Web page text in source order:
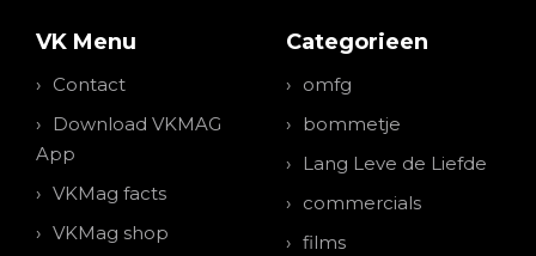
VK Menu
Contact
Download VKMAG
App
VKMag facts
VKMag shop
Categorieen
omfg
bommetje
Lang Leve de Liefde
commercials
films